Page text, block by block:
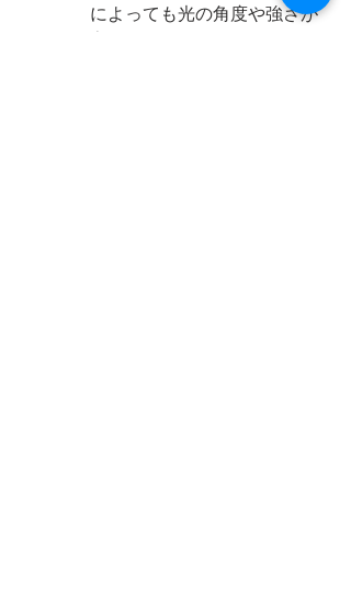
によっても光の角度や強さが